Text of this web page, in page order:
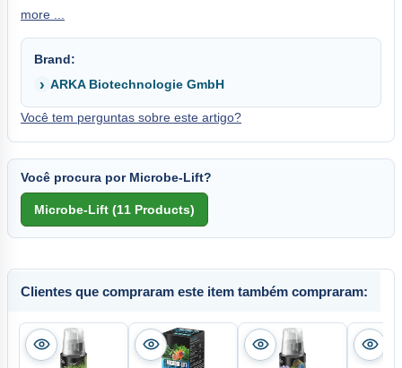
more ...
Brand:
ARKA Biotechnologie GmbH
Você tem perguntas sobre este artigo?
Você procura por Microbe-Lift?
Clientes que compraram este item também compraram: